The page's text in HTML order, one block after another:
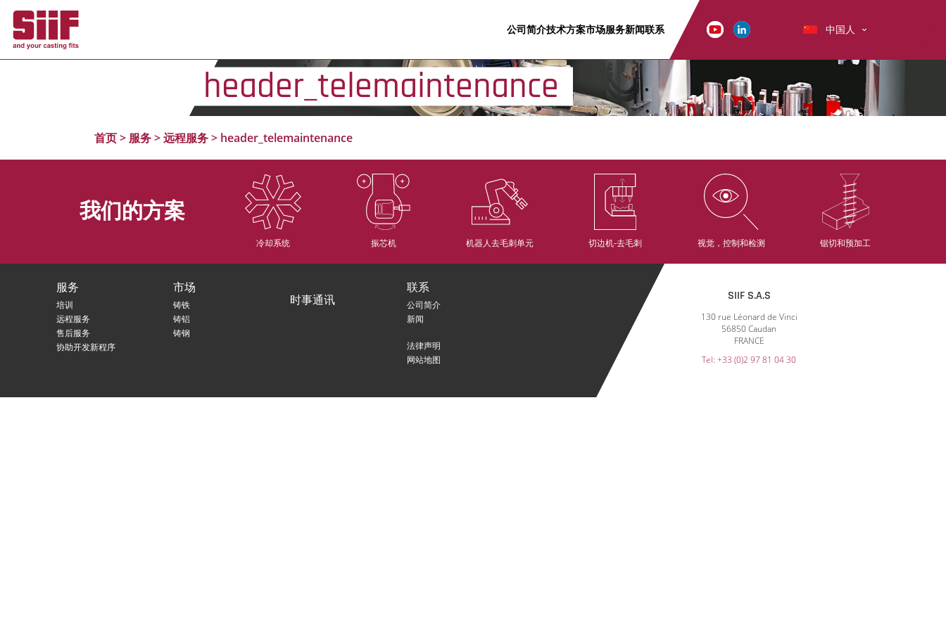
公司简介技术方案市场服务新闻联系 中国人
header_telemaintenance
首页> 服务>远程服务> header_telemaintenance
我们的方案
冷却系统 振芯机 机器人去毛刺单元 切边机-去毛刺 视觉，控制和检测 锯切和预加工
服务
培训
远程服务
售后服务
协助开发新程序
市场
铸铁
铸铝
铸钢
时事通讯
联系
公司简介
新闻
法律声明
网站地图
SIIF S.A.S
130 rue Léonard de Vinci
56850 Caudan
FRANCE
Tel: +33 (0)2 97 81 04 30
Cookie管理面板